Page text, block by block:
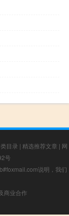
目录 | 精选推荐文章 | 网
号
说明，我们
商业合作